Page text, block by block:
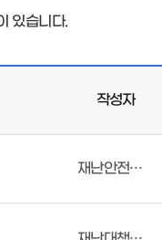
있습니다.
작성자
재난안전대책본부